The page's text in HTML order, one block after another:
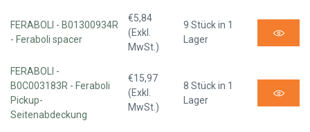
FERABOLI - B01300934R
- Feraboli spacer
€5,84
(Exkl.
MwSt.)
9 Stück in 1
Lager
FERABOLI -
B0C003183R - Feraboli
Pickup-
Seitenabdeckung
€15,97
(Exkl.
MwSt.)
8 Stück in 1
Lager